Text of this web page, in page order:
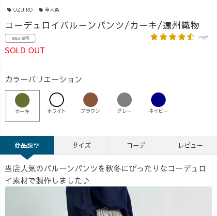
UZUiRO 草木染
コーデュロイバルーンパンツ/カーキ/遠州織物
168pt 獲得 23件
SOLD OUT
カラーバリエーション
カーキ ホワイト ブラウン グレー ネイビー
商品説明 サイズ コーデ レビュー
当店人気のバルーンパンツを秋冬にぴったりなコーデュロ
イ素材で製作しました♪